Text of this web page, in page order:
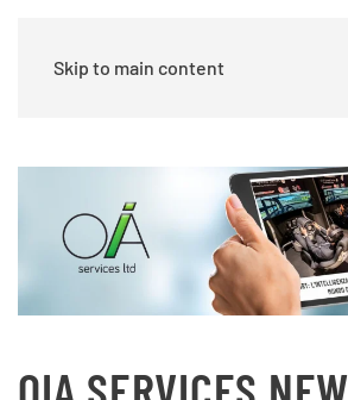
Skip to main content
OIA SERVICES